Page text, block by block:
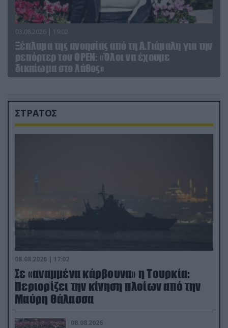
03.08.2026 | 19:02
Ξέπλυμα της ανοησίας από τη Α.Γιάμαλη για την
ρεπόρτερ του ΟΡΕΝ: «Όλοι να έχουμε
δικαίωμα στο λάθος»
ΣΤΡΑΤΟΣ
08.08.2026 | 17:02
Σε «αναμμένα κάρβουνα» η Τουρκία:
Περιορίζει την κίνηση πλοίων από την
Μαύρη Θάλασσα
08.08.2026